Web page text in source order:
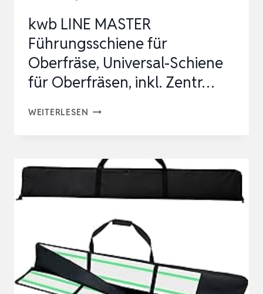
SÄ…
kwb LINE MASTER
Führungsschiene für
Oberfräse, Universal-Schiene
für Oberfräsen, inkl. Zentr…
WEITERLESEN KWB
FÜHRUNGSSCHIENE
OBERFRÄSE,
UNIVERSAL-
SCHIENE
FÜR
OBERFRÄSEN,
INKL.